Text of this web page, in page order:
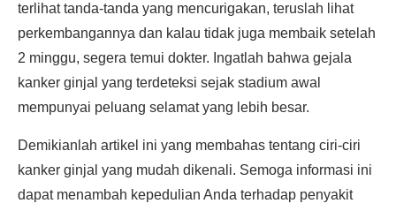
terlihat tanda-tanda yang mencurigakan, teruslah lihat
perkembangannya dan kalau tidak juga membaik setelah
2 minggu, segera temui dokter. Ingatlah bahwa gejala
kanker ginjal yang terdeteksi sejak stadium awal
mempunyai peluang selamat yang lebih besar.
Demikianlah artikel ini yang membahas tentang ciri-ciri
kanker ginjal yang mudah dikenali. Semoga informasi ini
dapat menambah kepedulian Anda terhadap penyakit